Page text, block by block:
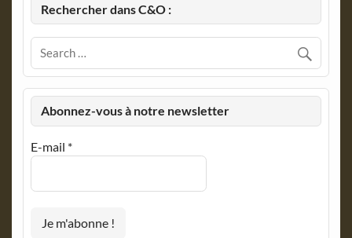
Rechercher dans C&O :
Abonnez-vous à notre newsletter
E-mail *